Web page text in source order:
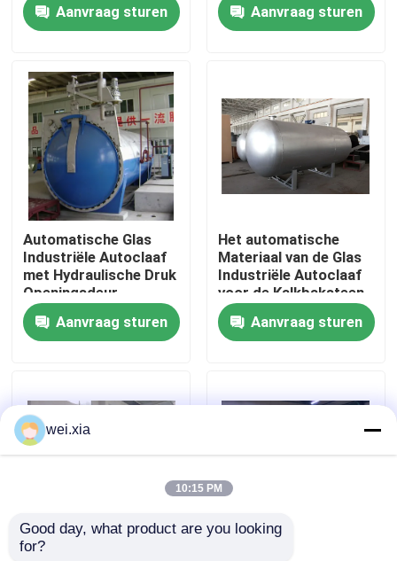
Producten
Video's
Over ons
Fabriekstocht
Kwaliteitscontrole
Nieuws
AAC-Autoclaaf
Aanvraag sturen Aanvraag sturen
Automatische Glas
Industriële Autoclaaf
met Hydraulische Druk
Openingsdeur
Aanvraag sturen
Het automatische
Materiaal van de Glas
Industriële Autoclaaf
voor de Kalkbaksteen
van het Stoomzand
Aanvraag sturen
Industriële de
wei.xia
10:15 PM
Good day, what product are you looking
for?